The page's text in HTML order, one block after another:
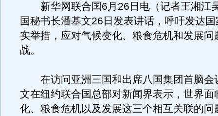
新华网联合国6月26日电（记者王湘江
国秘书长潘基文26日发表讲话，呼吁发达
实举措，应对气候变化、粮食危机和发展问
战。
在访问亚洲三国和出席八国集团首脑会
文在纽约联合国总部对新闻界表示，世界面
化、粮食危机以及发展这三个相互关联的问